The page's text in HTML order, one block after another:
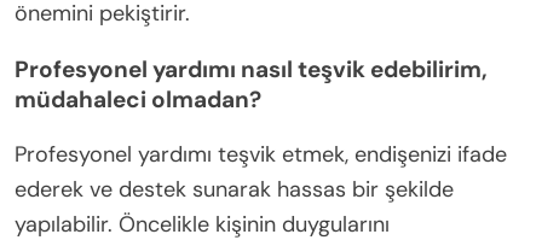
önemini pekiştirir.
Profesyonel yardımı nasıl teşvik edebilirim,
müdahaleci olmadan?
Profesyonel yardımı teşvik etmek, endişenizi ifade
ederek ve destek sunarak hassas bir şekilde
yapılabilir. Öncelikle kişinin duygularını